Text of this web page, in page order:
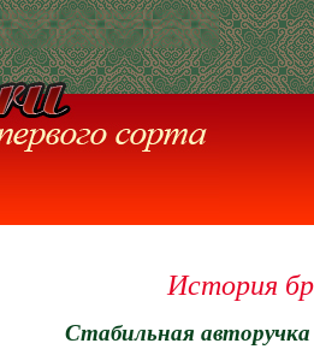
История
Стабильная